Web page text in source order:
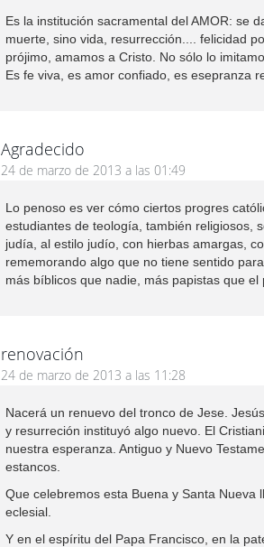
Es la institución sacramental del AMOR: se
muerte, sino vida, resurrección.... felicidad
prójimo, amamos a Cristo. No sólo lo
Es fe viva, es amor confiado, es esepranza
Agradecido
24 de marzo de 2013 a las 01:49
Lo penoso es ver cómo ciertos progres
estudiantes de teología, también religiosos,
judía, al estilo judío, con hierbas amargas,
rememorando algo que no tiene sentido
más bíblicos que nadie, más papistas que el
renovación
24 de marzo de 2013 a las 11:28
Nacerá un renuevo del tronco de Jese.
y resurreción instituyó algo nuevo. El
nuestra esperanza. Antiguo y Nuevo
estancos.
Que celebremos esta Buena y Santa Nueva
eclesial.
Y en el espíritu del Papa Francisco, en la